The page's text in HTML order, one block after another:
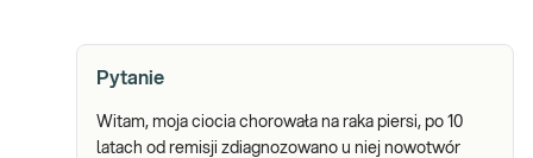
Pytanie
Witam, moja ciocia chorowała na raka piersi, po 10
latach od remisji zdiagnozowano u niej nowotwór